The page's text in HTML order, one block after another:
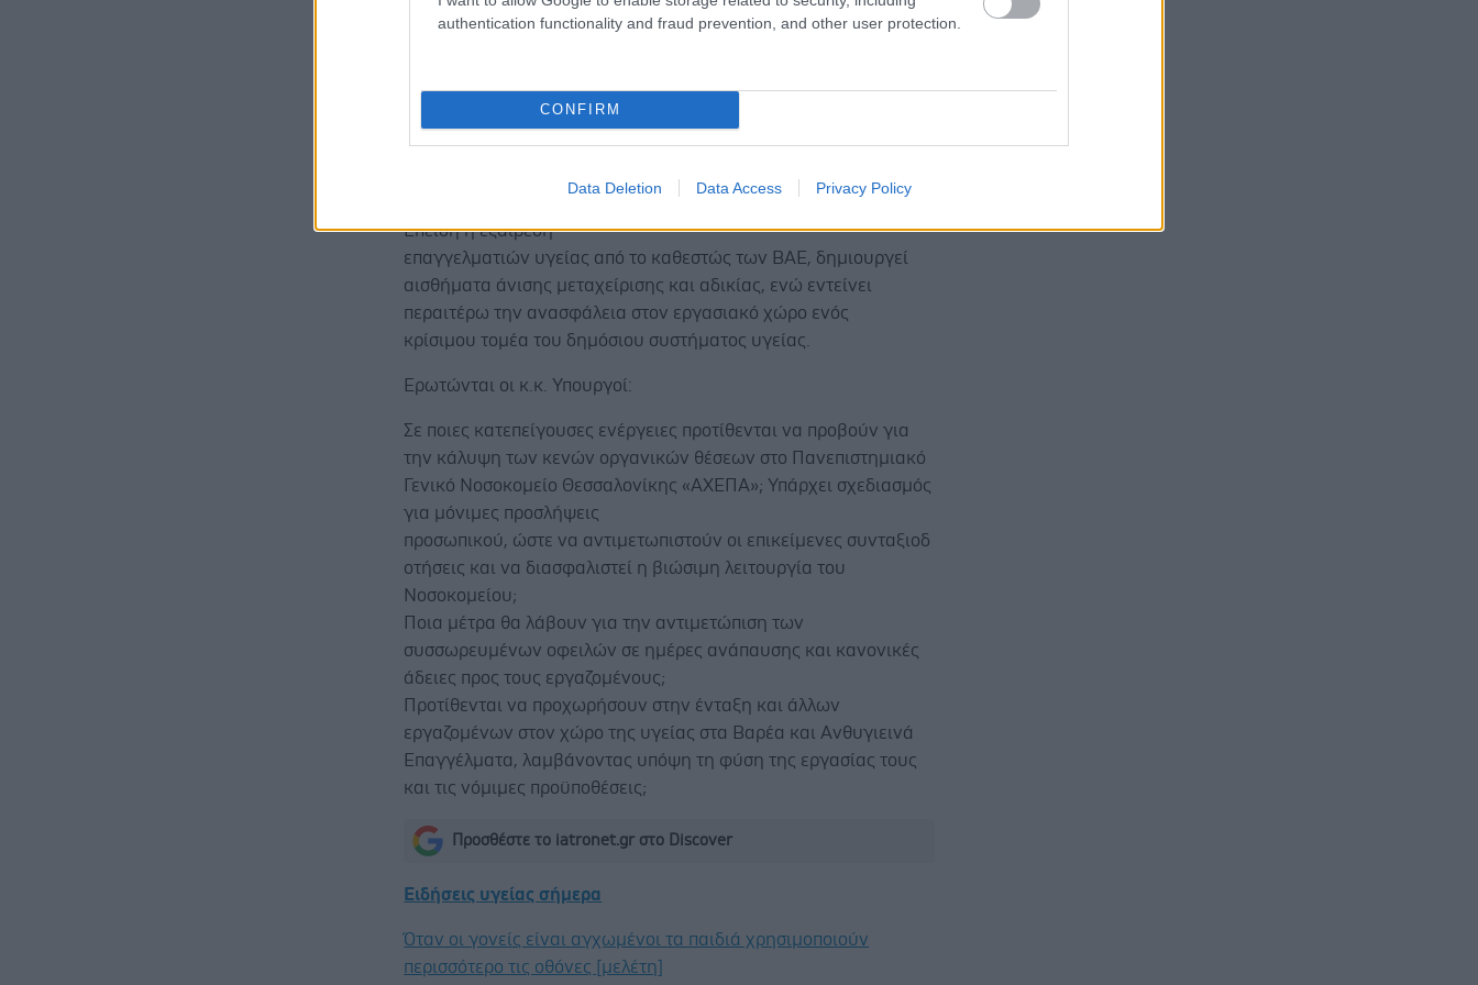
authentication functionality and fraud prevention, and other user protection.
CONFIRM
Data Deletion Data Access Privacy Policy
Επειδή η υγεία αποτελεί θεμελιώδες κοινωνικό αγαθό, η Πολιτεί
Επειδή για την εύρυθμη λειτουργία του Π.Γ.Ν.Θ. «ΑΧΕΠΑ» απαιτε
εργασίας για το προσωπικό του.
Επειδή η εξαίρεση
επαγγελματιών υγείας από το καθεστώς των ΒΑΕ, δημιουργεί
αισθήματα άνισης μεταχείρισης και αδικίας, ενώ εντείνει
περαιτέρω την ανασφάλεια στον εργασιακό χώρο ενός
κρίσιμου τομέα του δημόσιου συστήματος υγείας.
Ερωτώνται οι κ.κ. Υπουργοί:
Σε ποιες κατεπείγουσες ενέργειες προτίθενται να προβούν για
την κάλυψη των κενών οργανικών θέσεων στο Πανεπιστημιακό
Γενικό Νοσοκομείο Θεσσαλονίκης «ΑΧΕΠΑ»; Υπάρχει σχεδιασμός
για μόνιμες προσλήψεις
προσωπικού, ώστε να αντιμετωπιστούν οι επικείμενες συνταξιοδ
οτήσεις και να διασφαλιστεί η βιώσιμη λειτουργία του
Νοσοκομείου;
Ποια μέτρα θα λάβουν για την αντιμετώπιση των
συσσωρευμένων οφειλών σε ημέρες ανάπαυσης και κανονικές
άδειες προς τους εργαζομένους;
Προτίθενται να προχωρήσουν στην ένταξη και άλλων
εργαζομένων στον χώρο της υγείας στα Βαρέα και Ανθυγιεινά
Επαγγέλματα, λαμβάνοντας υπόψη τη φύση της εργασίας τους
και τις νόμιμες προϋποθέσεις;
Προσθέστε το iatronet.gr στο Discover
Ειδήσεις υγείας σήμερα
Όταν οι γονείς είναι αγχωμένοι τα παιδιά χρησιμοποιούν
περισσότερο τις οθόνες [μελέτη]